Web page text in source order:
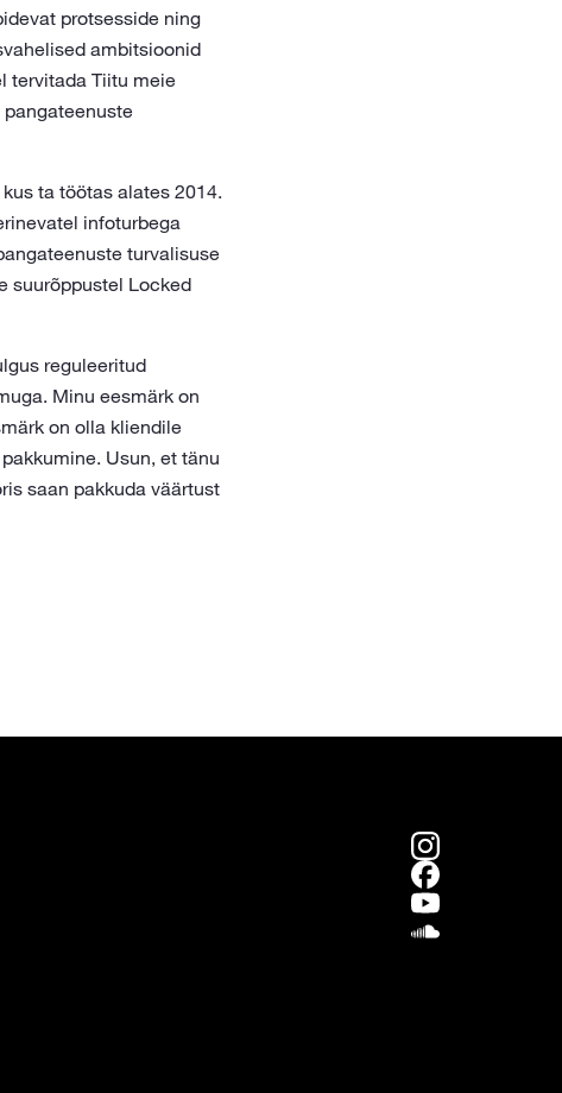
protsesside ning
ambitsioonid
tervitada Tiitu meie
ta töötas alates 2014.
infoturbega
turvalisuse
suurõppustel Locked
reguleeritud
Minu eesmärk on
on olla kliendile
Usun, et tänu
saan pakkuda väärtust